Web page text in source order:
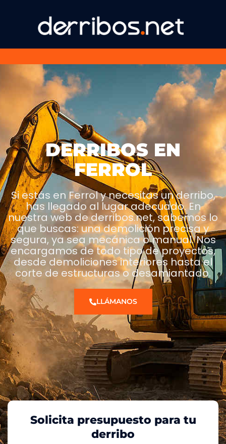
DERRIBOS EN
FERROL
Si estás en Ferrol y necesitas un derribo,
has llegado al lugar adecuado. En
nuestra web de derribos.net, sabemos lo
que buscas: una demolición precisa y
segura, ya sea mecánica o manual. Nos
encargamos de todo tipo de proyectos,
desde demoliciones interiores hasta el
corte de estructuras o desamiantado.
LLÁMANOS
Solicita presupuesto para tu
derribo